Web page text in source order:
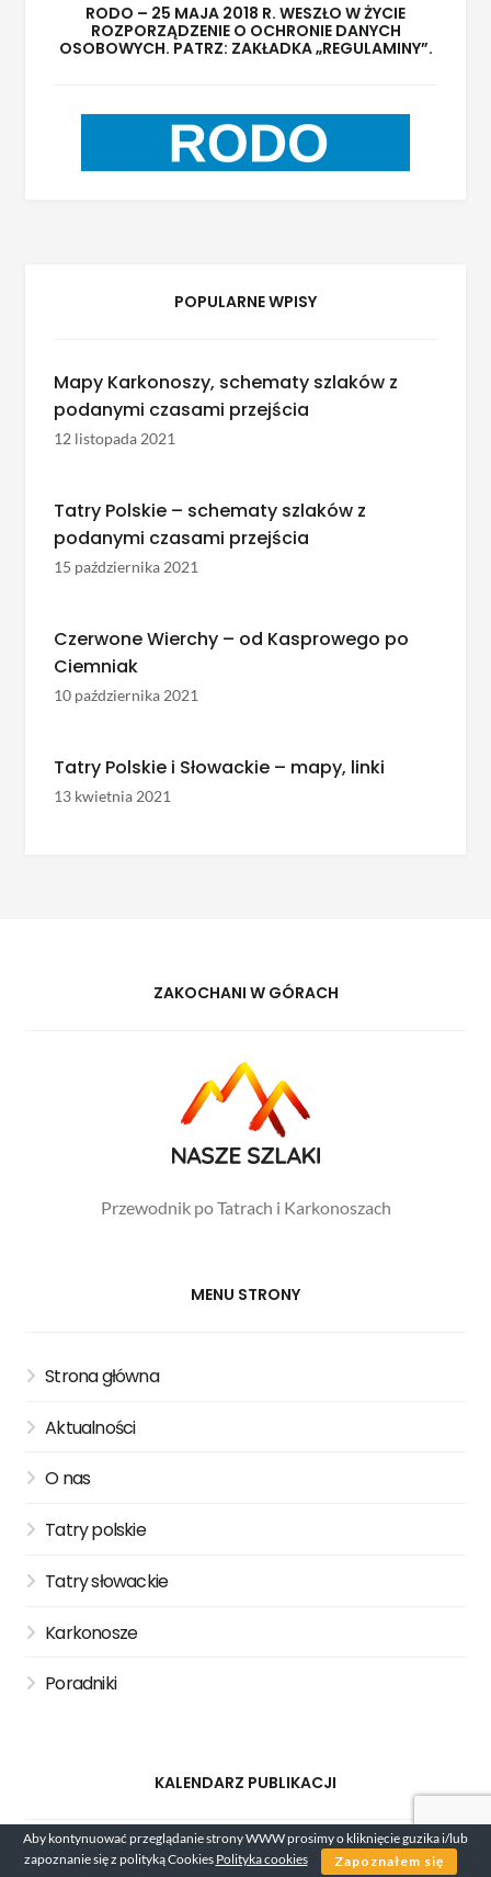
RODO – 25 MAJA 2018 R. WESZŁO W ŻYCIE
ROZPORZĄDZENIE O OCHRONIE DANYCH
OSOBOWYCH. PATRZ: ZAKŁADKA „REGULAMINY”.
POPULARNE WPISY
Mapy Karkonoszy, schematy szlaków z
podanymi czasami przejścia
12 listopada 2021
Tatry Polskie – schematy szlaków z
podanymi czasami przejścia
15 października 2021
Czerwone Wierchy – od Kasprowego po
Ciemniak
10 października 2021
Tatry Polskie i Słowackie – mapy, linki
13 kwietnia 2021
ZAKOCHANI W GÓRACH
Przewodnik po Tatrach i Karkonoszach
MENU STRONY
Strona główna
Aktualności
O nas
Tatry polskie
Tatry słowackie
Karkonosze
Poradniki
KALENDARZ PUBLIKACJI
Aby kontynuować przeglądanie strony WWW prosimy o kliknięcie guzika i/lub
zapoznanie się z polityką Cookies Polityka cookies Zapoznałem się